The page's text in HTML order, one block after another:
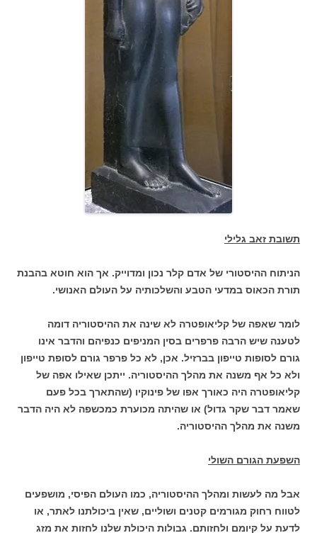
תשובת זאב גלילי
הניתוח ההיסטורי של אדם קלר נכון ומדוייק. אך הוא חוטא בהבנת
תורת הכאוס במדעי הטבע והשלכותיה על העולם האנושי.
לומר שאפה של קליאופטרה לא שינה את ההיסטוריה דומה
לטענה שיש הרבה פרפרים בסין המניפים כנפיהם והדבר אינו
גורם לסופות טייפון בברזיל. אכן, לא כל פרפר גורם לסופת טייפון
ולא כל אף משנה את מהלך ההיסטוריה. ייתכן שאילו אפה של
קליאופטרה היה כאורך אפו של פינוקיו (שהתארך בכל פעם
שאמר דבר שקר גדול) או שהיתה מכוערת כמכשפה לא היה הדבר
משנה את מהלך ההיסטוריה.
השפעת הגורם השולי
אבל מה לעשות ומהלך ההיסטוריה, כמו העולם הפיסי, מושפעים
לטווח רחוק מגורמים קטנים ושוליים, שאין ביכולתנו לאתר, או
לדעת על קיומם ולחזותם. גבולות היכולת שלנו לחזות את מזג